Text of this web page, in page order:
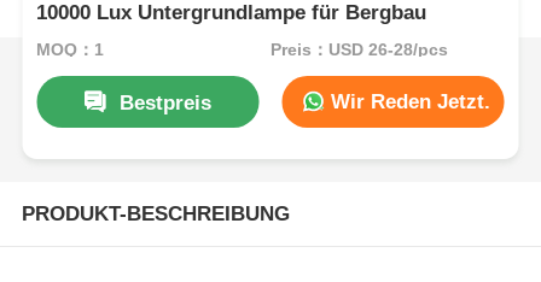
10000 Lux Untergrundlampe für Bergbau
MOQ：1 Preis：USD 26-28/pcs
Bestpreis Wir Reden Jetzt.
PRODUKT-BESCHREIBUNG